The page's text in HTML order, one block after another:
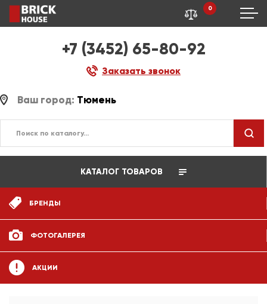
+7 (3452) 65-80-92
Заказать звонок
0
Ваш город: Тюмень
КАТАЛОГ ТОВАРОВ
БРЕНДЫ
ФОТОГАЛЕРЕЯ
АКЦИИ